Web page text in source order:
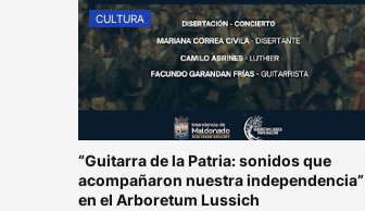
CULTURA
“Guitarra de la Patria: sonidos que
acompañaron nuestra independencia”
en el Arboretum Lussich